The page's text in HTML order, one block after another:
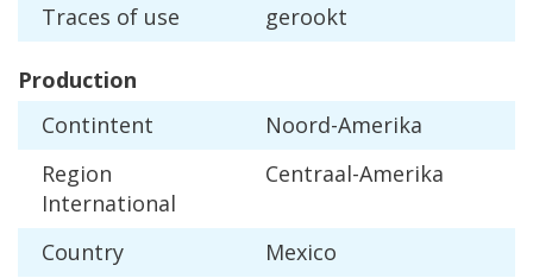
Traces of use gerookt
Production
Contintent
Noord-Amerika
Region
International
Centraal-Amerika
Country
Mexico